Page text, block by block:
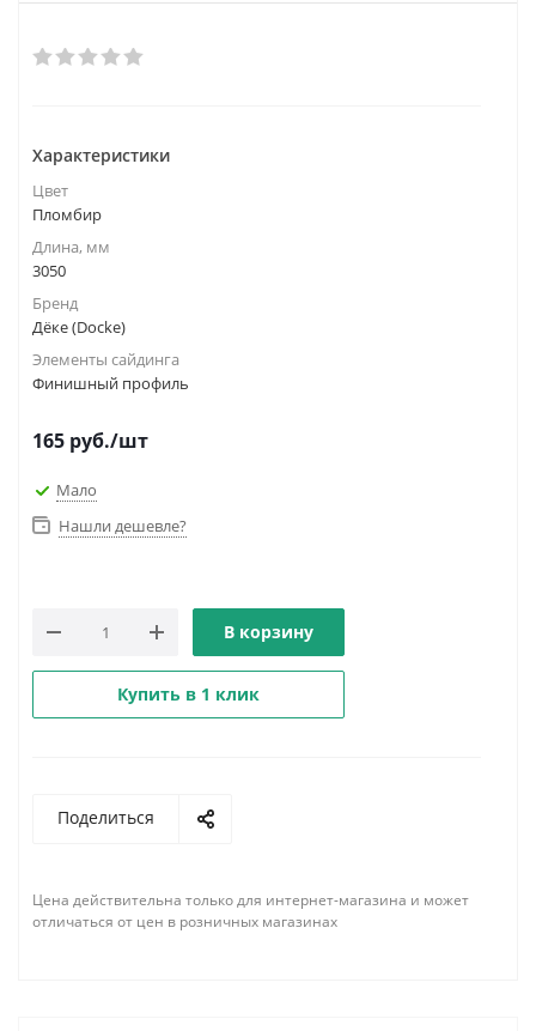
Характеристики
Цвет
Пломбир
Длина, мм
3050
Бренд
Дёке (Docke)
Элементы сайдинга
Финишный профиль
165 руб./шт
Мало
Нашли дешевле?
В корзину
Купить в 1 клик
Поделиться
Цена действительна только для интернет-магазина и может
отличаться от цен в розничных магазинах